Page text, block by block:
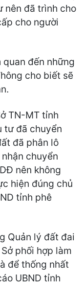
nên đã trình cho
cho người
đến những
cho biết sẽ
TN-MT tỉnh
tư đã chuyển
đã phân lô
chuyển
nên không
hiện đúng chủ
tỉnh phê
Quản lý đất đai
phối hợp làm
để thống nhất
UBND tỉnh